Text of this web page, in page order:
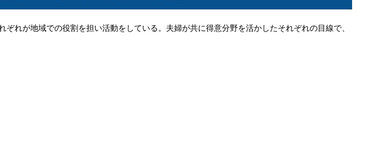
れが地域での役割を担い活動をしている。夫婦が共に得意分野を活かしたそれぞれの目線で、